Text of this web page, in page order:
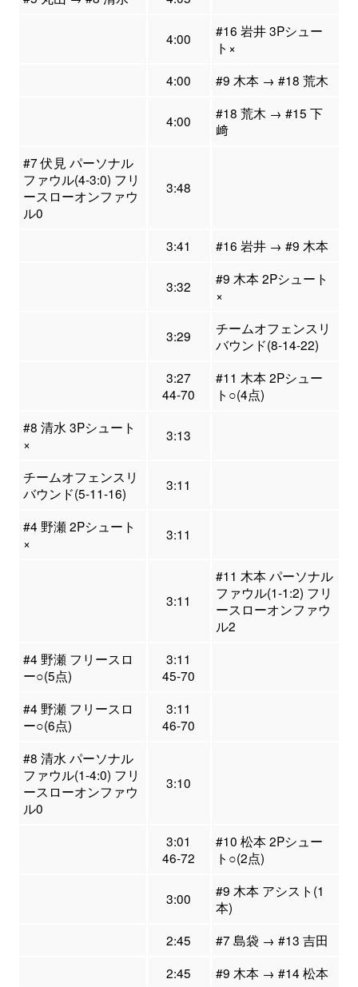
4:00
#16 岩井 3Pシュー
ト×
4:00
#9 木本 → #18 荒木
4:00
#18 荒木 → #15 下
﨑
#7 伏見 パーソナル
ファウル(4-3:0) フリ
ースローオンファウ
ル0
3:48
3:41 #16 岩井 → #9 木本
3:32
#9 木本 2Pシュート
×
3:29
チームオフェンスリ
バウンド(8-14-22)
3:27
44-70
#11 木本 2Pシュー
ト○(4点)
#8 清水 3Pシュート
×
3:13
チームオフェンスリ
バウンド(5-11-16)
3:11
#4 野瀬 2Pシュート
×
3:11
3:11
#11 木本 パーソナル
ファウル(1-1:2) フリ
ースローオンファウ
ル2
#4 野瀬 フリースロ
ー○(5点)
3:11
45-70
#4 野瀬 フリースロ
ー○(6点)
3:11
46-70
#8 清水 パーソナル
ファウル(1-4:0) フリ
ースローオンファウ
ル0
3:10
3:01
46-72
#10 松本 2Pシュー
ト○(2点)
3:00
#9 木本 アシスト(1
本)
2:45
#7 島袋 → #13 吉田
2:45
#9 木本 → #14 松本